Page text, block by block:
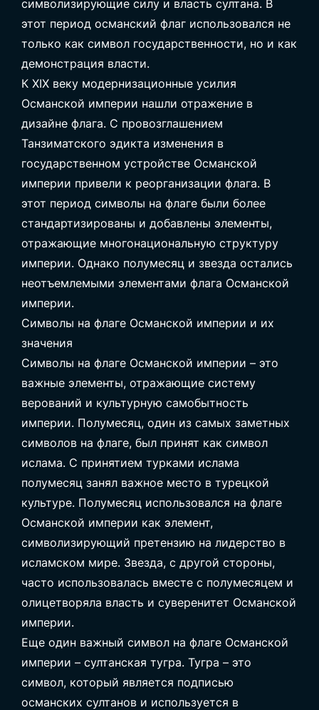
символизирующие силу и власть султана. В
этот период османский флаг использовался не
только как символ государственности, но и как
демонстрация власти.
К XIX веку модернизационные усилия
Османской империи нашли отражение в
дизайне флага. С провозглашением
Танзиматского эдикта изменения в
государственном устройстве Османской
империи привели к реорганизации флага. В
этот период символы на флаге были более
стандартизированы и добавлены элементы,
отражающие многонациональную структуру
империи. Однако полумесяц и звезда остались
неотъемлемыми элементами флага Османской
империи.
Символы на флаге Османской империи и их
значения
Символы на флаге Османской империи – это
важные элементы, отражающие систему
верований и культурную самобытность
империи. Полумесяц, один из самых заметных
символов на флаге, был принят как символ
ислама. С принятием турками ислама
полумесяц занял важное место в турецкой
культуре. Полумесяц использовался на флаге
Османской империи как элемент,
символизирующий претензию на лидерство в
исламском мире. Звезда, с другой стороны,
часто использовалась вместе с полумесяцем и
олицетворяла власть и суверенитет Османской
империи.
Еще один важный символ на флаге Османской
империи – султанская тугра. Тугра – это
символ, который является подписью
османских султанов и используется в